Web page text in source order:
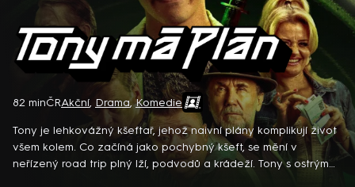
Tony má plán
82 minČRAkční, Drama,Komedie
Tony je lehkovážný kšeftař, jehož naivní plány komplikují život
všem kolem. Co začíná jako pochybný kšeft, se mění v
neřízený road trip plný lží, podvodů a krádeží. Tony s ostrým
Detektiv Karl Alberg přijíždí do přímořského městečka Gibsons,
aby zde převzal vedení místní policie a začal nový život po
bolestivém rozvodu. Společně se svým týmem odhaluje temná
tajemství, která narušují poklidnou atmosféru komunity a
8 epizod